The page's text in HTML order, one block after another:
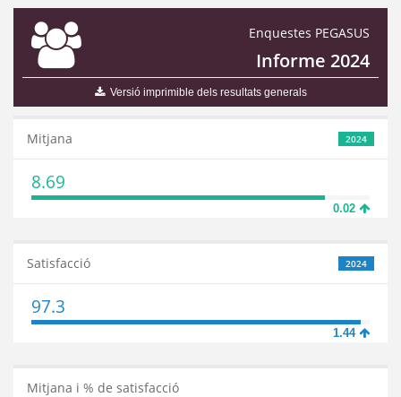
Enquestes PEGASUS
Informe 2024
Versió imprimible dels resultats generals
2024
Mitjana
8.69
0.02
2024
Satisfacció
97.3
1.44
Mitjana i % de satisfacció